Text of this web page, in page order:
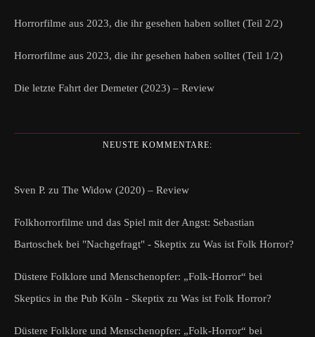
Horrorfilme aus 2023, die ihr gesehen haben solltet (Teil 2/2)
Horrorfilme aus 2023, die ihr gesehen haben solltet (Teil 1/2)
Die letzte Fahrt der Demeter (2023) – Review
NEUSTE KOMMENTARE:
Sven P. zu The Widow (2020) – Review
Folkhorrorfilme und das Spiel mit der Angst: Sebastian
Bartoschek bei "Nachgefragt" - Skeptix zu Was ist Folk Horror?
Düstere Folklore und Menschenopfer: „Folk-Horror“ bei
Skeptics in the Pub Köln - Skeptix zu Was ist Folk Horror?
Düstere Folklore und Menschenopfer: „Folk-Horror“ bei